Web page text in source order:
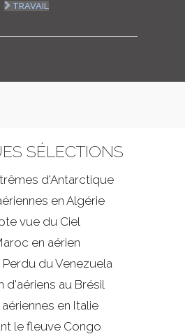
TRAVAIL
SÉLECTIONS
d'Antarctique
en Algérie
vue du Ciel
en aérien
du Venezuela
d'aériens au Brésil
en Italie
le fleuve Congo